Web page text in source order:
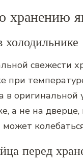
хранению
свежести
при
в оригинальной
а не на дверце,
перед